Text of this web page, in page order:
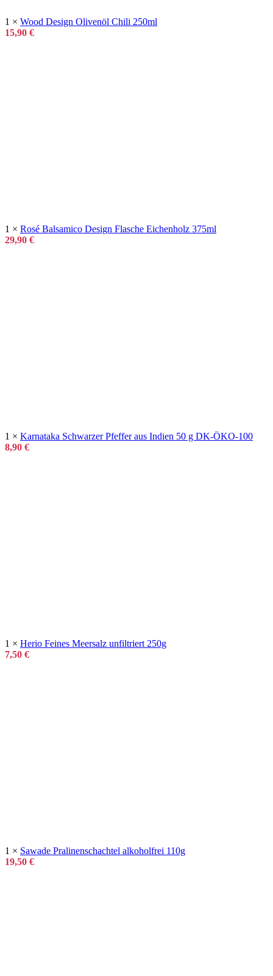
1 × Wood Design Olivenöl Chili 250ml
15,90 €
1 × Rosé Balsamico Design Flasche Eichenholz 375ml
29,90 €
1 × Karnataka Schwarzer Pfeffer aus Indien 50 g DK-ÖKO-100
8,90 €
1 × Herio Feines Meersalz unfiltriert 250g
7,50 €
1 × Sawade Pralinenschachtel alkoholfrei 110g
19,50 €